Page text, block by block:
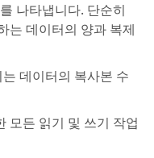
나타냅니다. 단순히
는 데이터의 양과 복제
데이터의 복사본 수
모든 읽기 및 쓰기 작업